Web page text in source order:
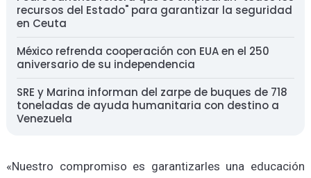
recursos del Estado" para garantizar la seguridad
en Ceuta
México refrenda cooperación con EUA en el 250
aniversario de su independencia
SRE y Marina informan del zarpe de buques de 718
toneladas de ayuda humanitaria con destino a
Venezuela
«Nuestro compromiso es garantizarles una educación